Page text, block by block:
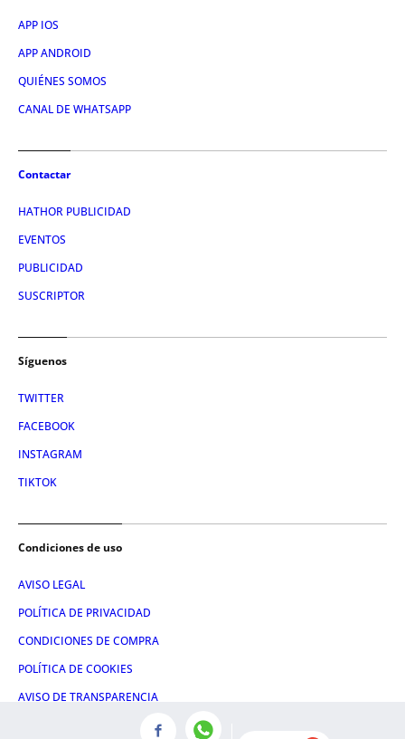
APP IOS
APP ANDROID
QUIÉNES SOMOS
CANAL DE WHATSAPP
Contactar
HATHOR PUBLICIDAD
EVENTOS
PUBLICIDAD
SUSCRIPTOR
Síguenos
TWITTER
FACEBOOK
INSTAGRAM
TIKTOK
Condiciones de uso
AVISO LEGAL
POLÍTICA DE PRIVACIDAD
CONDICIONES DE COMPRA
POLÍTICA DE COOKIES
AVISO DE TRANSPARENCIA